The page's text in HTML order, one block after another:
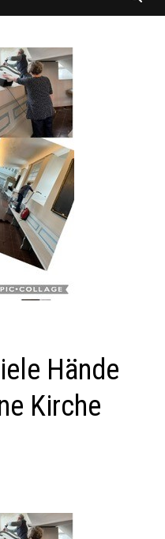
Hände
Kirche